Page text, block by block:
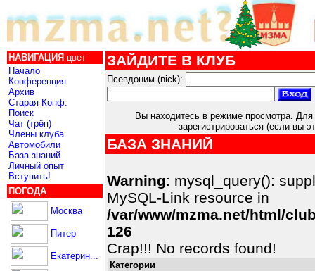
НАВИГАЦИЯ цвет
Начало
Конференция
Архив
Старая Конф.
Поиск
Чат (трёп)
Члены клуба
Автомобили
База знаний
Личный опыт
Вступить!
ПОГОДА
Москва
Питер
Екатерин...
ЗАЙДИТЕ В КЛУБ
Псевдоним (nick):
Вы находитесь в режиме просмотра.
зарегистрироваться (если вы
БАЗА ЗНАНИЙ
Warning: mysql_query():
MySQL-Link resource in
/var/www/mzma.net/html/
126
Crap!!! No records found!
Категории